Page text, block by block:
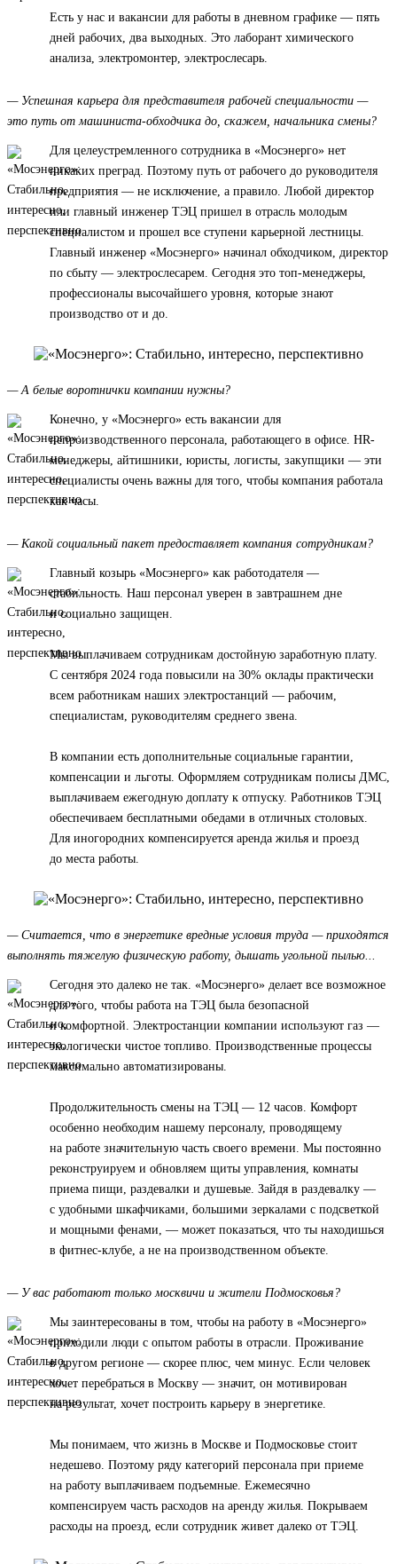
Есть у нас и вакансии для работы в дневном графике — пять
дней рабочих, два выходных. Это лаборант химического
анализа, электромонтер, электрослесарь.
— Успешная карьера для представителя рабочей специальности —
это путь от машиниста-обходчика до, скажем, начальника смены?
Для целеустремленного сотрудника в «Мосэнерго» нет
никаких преград. Поэтому путь от рабочего до руководителя
предприятия — не исключение, а правило. Любой директор
или главный инженер ТЭЦ пришел в отрасль молодым
специалистом и прошел все ступени карьерной лестницы.
Главный инженер «Мосэнерго» начинал обходчиком, директор
по сбыту — электрослесарем. Сегодня это топ-менеджеры,
профессионалы высочайшего уровня, которые знают
производство от и до.
— А белые воротнички компании нужны?
Конечно, у «Мосэнерго» есть вакансии для
непроизводственного персонала, работающего в офисе. HR-
менеджеры, айтишники, юристы, логисты, закупщики — эти
специалисты очень важны для того, чтобы компания работала
как часы.
— Какой социальный пакет предоставляет компания сотрудникам?
Главный козырь «Мосэнерго» как работодателя —
стабильность. Наш персонал уверен в завтрашнем дне
и социально защищен.
Мы выплачиваем сотрудникам достойную заработную плату.
С сентября 2024 года повысили на 30% оклады практически
всем работникам наших электростанций — рабочим,
специалистам, руководителям среднего звена.
В компании есть дополнительные социальные гарантии,
компенсации и льготы. Оформляем сотрудникам полисы ДМС,
выплачиваем ежегодную доплату к отпуску. Работников ТЭЦ
обеспечиваем бесплатными обедами в отличных столовых.
Для иногородних компенсируется аренда жилья и проезд
до места работы.
— Считается, что в энергетике вредные условия труда — приходятся
выполнять тяжелую физическую работу, дышать угольной пылью...
Сегодня это далеко не так. «Мосэнерго» делает все возможное
для того, чтобы работа на ТЭЦ была безопасной
и комфортной. Электростанции компании используют газ —
экологически чистое топливо. Производственные процессы
максимально автоматизированы.
Продолжительность смены на ТЭЦ — 12 часов. Комфорт
особенно необходим нашему персоналу, проводящему
на работе значительную часть своего времени. Мы постоянно
реконструируем и обновляем щиты управления, комнаты
приема пищи, раздевалки и душевые. Зайдя в раздевалку —
с удобными шкафчиками, большими зеркалами с подсветкой
и мощными фенами, — может показаться, что ты находишься
в фитнес-клубе, а не на производственном объекте.
— У вас работают только москвичи и жители Подмосковья?
Мы заинтересованы в том, чтобы на работу в «Мосэнерго»
приходили люди с опытом работы в отрасли. Проживание
в другом регионе — скорее плюс, чем минус. Если человек
хочет перебраться в Москву — значит, он мотивирован
на результат, хочет построить карьеру в энергетике.
Мы понимаем, что жизнь в Москве и Подмосковье стоит
недешево. Поэтому ряду категорий персонала при приеме
на работу выплачиваем подъемные. Ежемесячно
компенсируем часть расходов на аренду жилья. Покрываем
расходы на проезд, если сотрудник живет далеко от ТЭЦ.